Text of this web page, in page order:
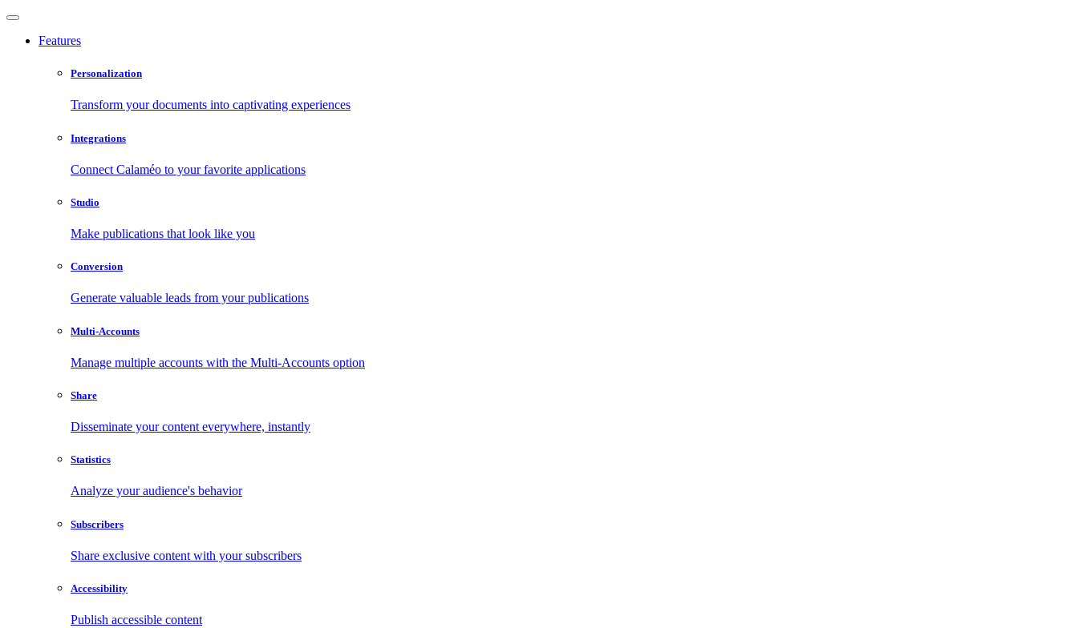
Features
Personalization
Transform your documents into captivating experiences
Integrations
Connect Calaméo to your favorite applications
Studio
Make publications that look like you
Conversion
Generate valuable leads from your publications
Multi-Accounts
Manage multiple accounts with the Multi-Accounts option
Share
Disseminate your content everywhere, instantly
Statistics
Analyze your audience's behavior
Subscribers
Share exclusive content with your subscribers
Accessibility
Publish accessible content